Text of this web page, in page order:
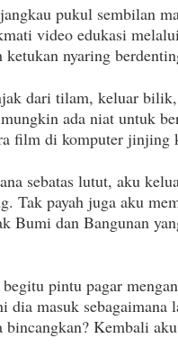
pukul sembilan
video edukasi
nyaring
dari tilam, keluar
ada niat untuk
film di komputer jinjing
sebatas lutut, aku
Tak payah juga aku
Bumi dan Bangunan
pintu pagar
dia masuk sebagaimana
bincangkan? Kembali